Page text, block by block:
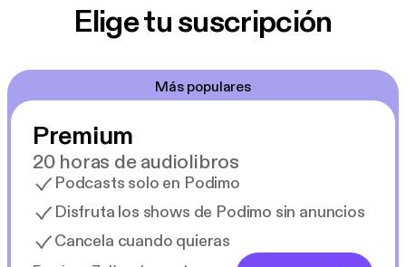
Elige tu suscripción
Más populares
Premium
20 horas de audiolibros
Podcasts solo en Podimo
Disfruta los shows de Podimo sin anuncios
Cancela cuando quieras